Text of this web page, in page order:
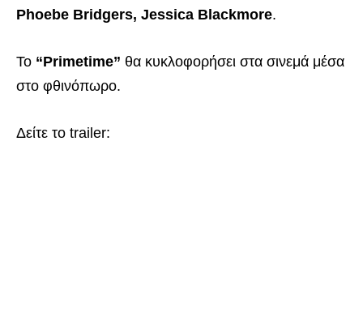
Phoebe Bridgers, Jessica Blackmore.
Το “Primetime” θα κυκλοφορήσει στα σινεμά μέσα
στο φθινόπωρο.
Δείτε το trailer: